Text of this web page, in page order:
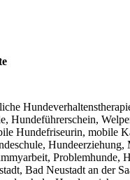
Hundeführerschein,
Hundefriseurin, mobile
Hundeerziehung,
Problemhunde,
Bad Neustadt an der